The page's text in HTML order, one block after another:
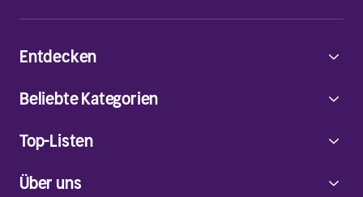
Über uns
Entdecken
Beliebte Kategorien
Top-Listen